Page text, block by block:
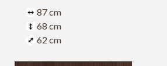
87 cm
68 cm
62 cm